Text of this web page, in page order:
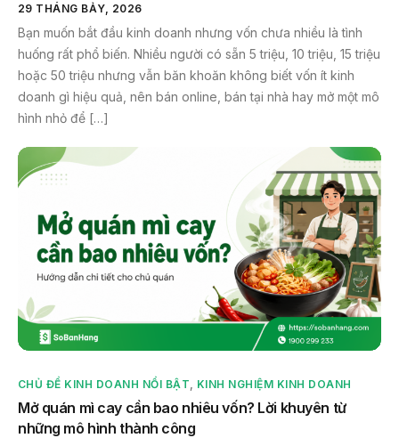
29 THÁNG BẢY, 2026
Bạn muốn bắt đầu kinh doanh nhưng vốn chưa nhiều là tình
huống rất phổ biến. Nhiều người có sẵn 5 triệu, 10 triệu, 15 triệu
hoặc 50 triệu nhưng vẫn băn khoăn không biết vốn ít kinh
doanh gì hiệu quả, nên bán online, bán tại nhà hay mở một mô
hình nhỏ để […]
CHỦ ĐỀ KINH DOANH NỔI BẬT KINH NGHIỆM KINH DOANH
Mở quán mì cay cần bao nhiêu vốn? Lời khuyên từ
những mô hình thành công